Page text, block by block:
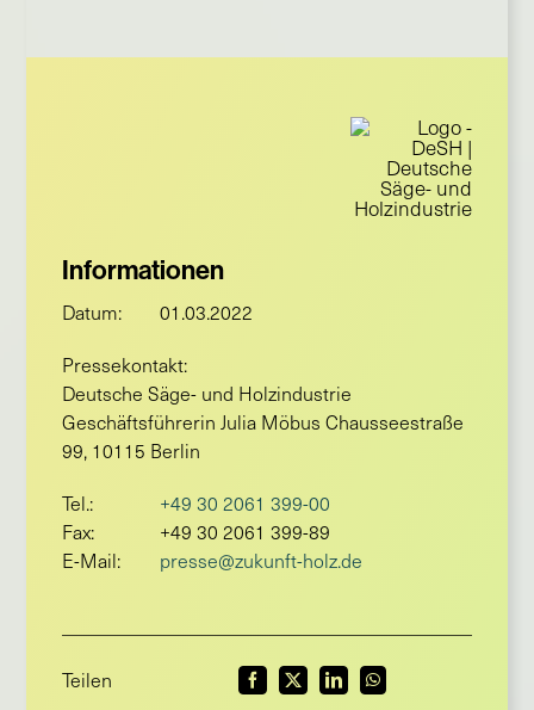
Informationen
Datum: 01.03.2022
Pressekontakt:
Deutsche Säge- und Holzindustrie
Geschäftsführerin Julia Möbus Chausseestraße
99, 10115 Berlin
Tel.:
+49 30 2061 399-00
Fax:
+49 30 2061 399-89
E-Mail:
presse@zukunft-holz.de
Teilen